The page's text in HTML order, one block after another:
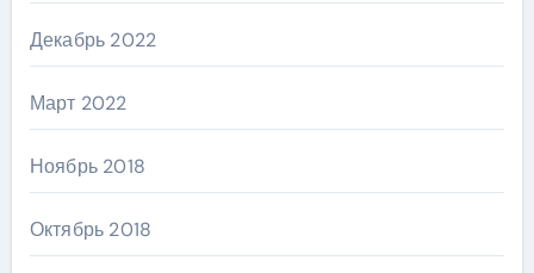
Декабрь 2022
Март 2022
Ноябрь 2018
Октябрь 2018